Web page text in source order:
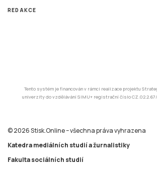
REDAKCE
Tento systém je financován v rámci realizace projektu
univerzity do vzdělávání SIMU+ registrační číslo
© 2026 Stisk.Online – všechna práva vyhrazena
Katedra mediálních studií a žurnalistiky
Fakulta sociálních studií